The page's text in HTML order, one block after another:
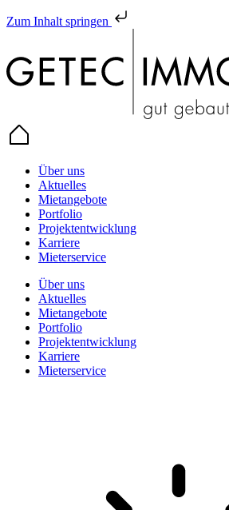
Zum Inhalt springen
Über uns
Aktuelles
Mietangebote
Portfolio
Projektentwicklung
Karriere
Mieterservice
Über uns
Aktuelles
Mietangebote
Portfolio
Projektentwicklung
Karriere
Mieterservice